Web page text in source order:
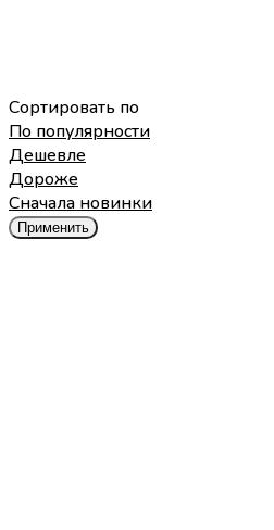
Сортировать по
По популярности
Дешевле
Дороже
Cначала новинки
Применить